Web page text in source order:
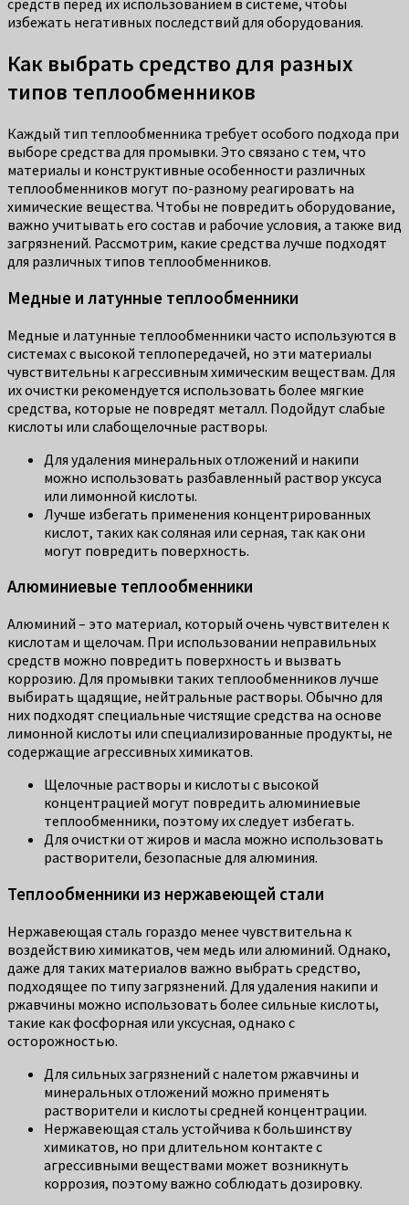
средств перед их использованием в системе, чтобы
избежать негативных последствий для оборудования.
Как выбрать средство для разных
типов теплообменников
Каждый тип теплообменника требует особого подхода при
выборе средства для промывки. Это связано с тем, что
материалы и конструктивные особенности различных
теплообменников могут по-разному реагировать на
химические вещества. Чтобы не повредить оборудование,
важно учитывать его состав и рабочие условия, а также вид
загрязнений. Рассмотрим, какие средства лучше подходят
для различных типов теплообменников.
Медные и латунные теплообменники
Медные и латунные теплообменники часто используются в
системах с высокой теплопередачей, но эти материалы
чувствительны к агрессивным химическим веществам. Для
их очистки рекомендуется использовать более мягкие
средства, которые не повредят металл. Подойдут слабые
кислоты или слабощелочные растворы.
Для удаления минеральных отложений и накипи
можно использовать разбавленный раствор уксуса
или лимонной кислоты.
Лучше избегать применения концентрированных
кислот, таких как соляная или серная, так как они
могут повредить поверхность.
Алюминиевые теплообменники
Алюминий – это материал, который очень чувствителен к
кислотам и щелочам. При использовании неправильных
средств можно повредить поверхность и вызвать
коррозию. Для промывки таких теплообменников лучше
выбирать щадящие, нейтральные растворы. Обычно для
них подходят специальные чистящие средства на основе
лимонной кислоты или специализированные продукты, не
содержащие агрессивных химикатов.
Щелочные растворы и кислоты с высокой
концентрацией могут повредить алюминиевые
теплообменники, поэтому их следует избегать.
Для очистки от жиров и масла можно использовать
растворители, безопасные для алюминия.
Теплообменники из нержавеющей стали
Нержавеющая сталь гораздо менее чувствительна к
воздействию химикатов, чем медь или алюминий. Однако,
даже для таких материалов важно выбрать средство,
подходящее по типу загрязнений. Для удаления накипи и
ржавчины можно использовать более сильные кислоты,
такие как фосфорная или уксусная, однако с
осторожностью.
Для сильных загрязнений с налетом ржавчины и
минеральных отложений можно применять
растворители и кислоты средней концентрации.
Нержавеющая сталь устойчива к большинству
химикатов, но при длительном контакте с
агрессивными веществами может возникнуть
коррозия, поэтому важно соблюдать дозировку.